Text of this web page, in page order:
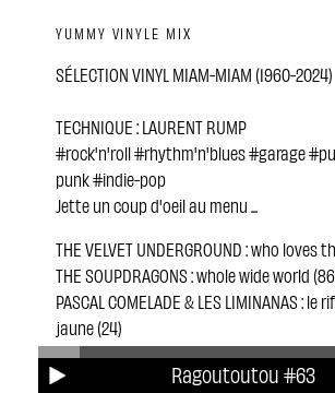
Ragoutoutou #63
YUMMY VINYLE MIX
SÉLECTION VINYL MIAM-MIAM (1960-2024)
TECHNIQUE : LAURENT RUMP
#rock'n'roll #rhythm'n'blues #garage
punk #indie-pop
Jette un coup d'oeil au menu ...
THE VELVET UNDERGROUND : who loves
THE SOUPDRAGONS : whole wide world
PASCAL COMELADE & LES LIMINANAS : le
jaune (24)
HOLLY GOLIGHTLY : use me (00)
MISS LA VELLE : stop these teardrops (60)